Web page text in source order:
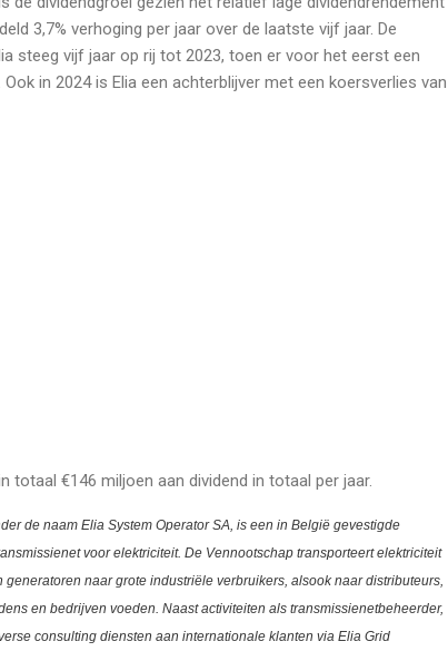
3,7% verhoging per jaar over de laatste vijf jaar. De
steeg vijf jaar op rij tot 2023, toen er voor het eerst een
in 2024 is Elia een achterblijver met een koersverlies van
totaal €146 miljoen aan dividend in totaal per jaar.
de naam Elia System Operator SA, is een in België gevestigde
voor elektriciteit. De Vennootschap transporteert elektriciteit
naar grote industriële verbruikers, alsook naar distributeurs,
en bedrijven voeden. Naast activiteiten als transmissienetbeheerder,
consulting diensten aan internationale klanten via Elia Grid